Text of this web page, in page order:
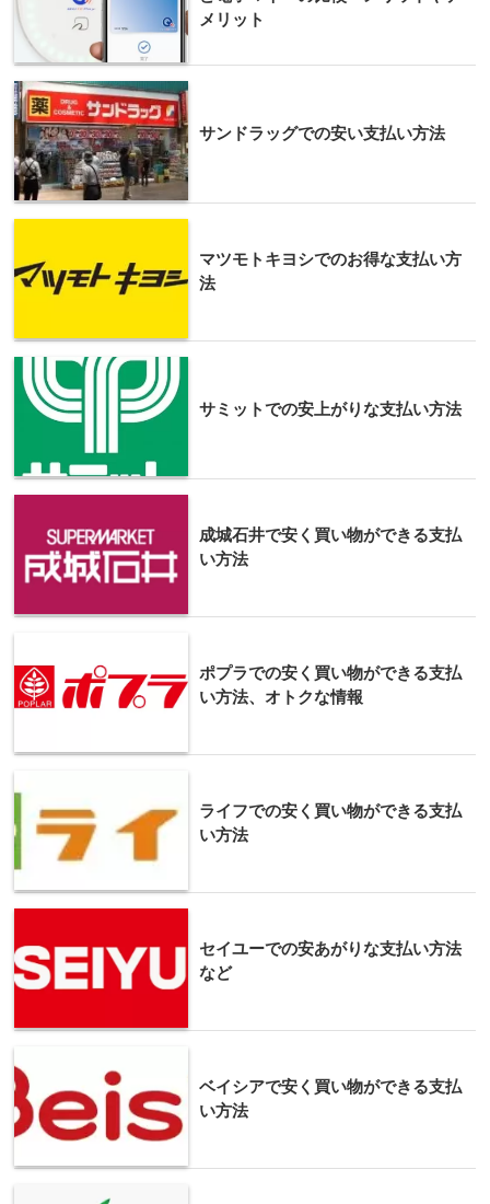
メリット
サンドラッグでの安い支払い方法
マツモトキヨシでのお得な支払い方
法
サミットでの安上がりな支払い方法
成城石井で安く買い物ができる支払
い方法
ポプラでの安く買い物ができる支払
い方法、オトクな情報
ライフでの安く買い物ができる支払
い方法
セイユーでの安あがりな支払い方法
など
ベイシアで安く買い物ができる支払
い方法